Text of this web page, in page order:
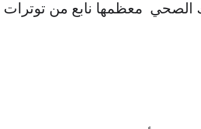
الصحي معظمها نابع من توترات